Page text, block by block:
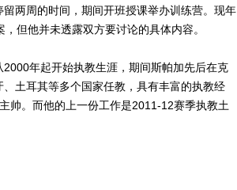
两周的时间，期间开班授课举办训练营。现年
但他并未透露双方要讨论的具体内容。
年起开始执教生涯，期间斯帕加先后在克
土耳其等多个国家任教，具有丰富的执教经
帅。而他的上一份工作是2011-12赛季执教土